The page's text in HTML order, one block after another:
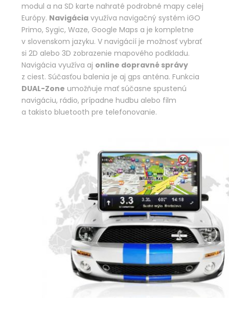
modul a na SD karte nahraté podrobné mapy celej
Európy. Navigácia využíva navigačný systém iGO
Primo, Sygic, Waze, Google Maps a je kompletne
v slovenskom jazyku. V navigácií je možnosť vybrať
si 2D alebo 3D zobrazenie mapového podkladu.
Navigácia využíva aj online dopravné správy
z ciest. Súčasťou balenia je aj gps anténa. Funkcia
DUAL-Zone umožňuje mať súčasne spustenú
navigáciu, rádio, prípadne hudbu alebo film
a takisto bluetooth pre telefonovanie.